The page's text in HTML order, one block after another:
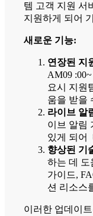
템 고객 지원 서
지원하게 되어
새로운 기능:
연장된 지
AM09
요시 지원
움을 받을
라이브 알
이브 알림
있게 되어
향상된 기
하는 데 도
가이드,
션 리소스
이러한 업데이